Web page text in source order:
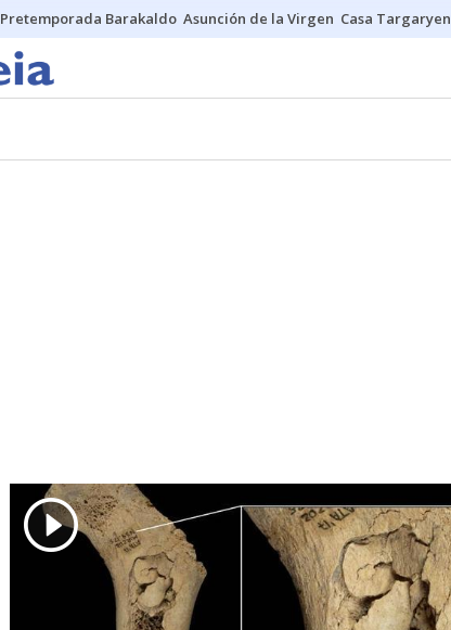
Pretemporada Barakaldo Asunción de la Virgen Casa Targaryen